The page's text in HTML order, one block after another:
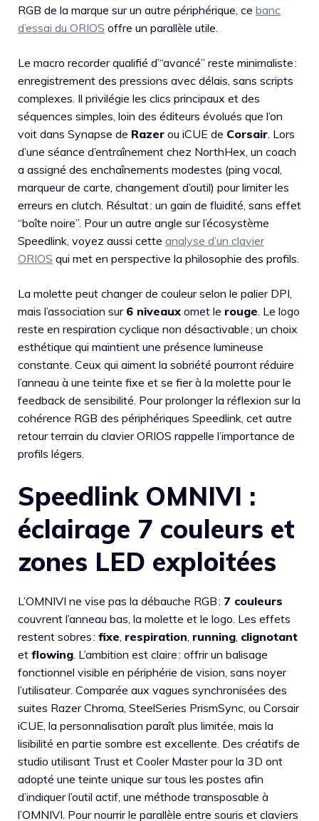
RGB de la marque sur un autre périphérique, ce banc
d’essai du ORIOS offre un parallèle utile.
Le macro recorder qualifié d’“avancé” reste minimaliste :
enregistrement des pressions avec délais, sans scripts
complexes. Il privilégie les clics principaux et des
séquences simples, loin des éditeurs évolués que l’on
voit dans Synapse de Razer ou iCUE de Corsair . Lors
d’une séance d’entraînement chez NorthHex, un coach
a assigné des enchaînements modestes (ping vocal,
marqueur de carte, changement d’outil) pour limiter les
erreurs en clutch. Résultat : un gain de fluidité, sans effet
“boîte noire”. Pour un autre angle sur l’écosystème
Speedlink, voyez aussi cette analyse d’un clavier
ORIOS qui met en perspective la philosophie des profils.
La molette peut changer de couleur selon le palier DPI,
mais l’association sur 6 niveaux omet le rouge . Le logo
reste en respiration cyclique non désactivable ; un choix
esthétique qui maintient une présence lumineuse
constante. Ceux qui aiment la sobriété pourront réduire
l’anneau à une teinte fixe et se fier à la molette pour le
feedback de sensibilité. Pour prolonger la réflexion sur la
cohérence RGB des périphériques Speedlink, cet autre
retour terrain du clavier ORIOS rappelle l’importance de
profils légers.
Speedlink OMNIVI :
éclairage 7 couleurs et
zones LED exploitées
L’OMNIVI ne vise pas la débauche RGB : 7 couleurs
couvrent l’anneau bas, la molette et le logo. Les effets
restent sobres : fixe respiration running clignotant
et flowing . L’ambition est claire : offrir un balisage
fonctionnel visible en périphérie de vision, sans noyer
l’utilisateur. Comparée aux vagues synchronisées des
suites Razer Chroma, SteelSeries PrismSync, ou Corsair
iCUE, la personnalisation paraît plus limitée, mais la
lisibilité en partie sombre est excellente. Des créatifs de
studio utilisant Trust et Cooler Master pour la 3D ont
adopté une teinte unique sur tous les postes afin
d’indiquer l’outil actif, une méthode transposable à
l’OMNIVI. Pour nourrir le parallèle entre souris et claviers